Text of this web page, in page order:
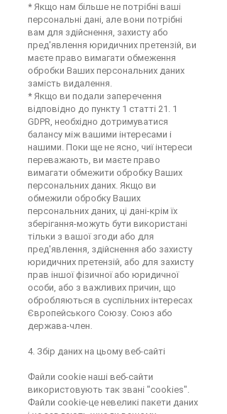
* Якщо нам більше не потрібні ваші
персональні дані, але вони потрібні
вам для здійснення, захисту або
пред'явлення юридичних претензій, ви
маєте право вимагати обмеження
обробки Ваших персональних даних
замість видалення.
* Якщо ви подали заперечення
відповідно до пункту 1 статті 21. 1
GDPR, необхідно дотримуватися
балансу між вашими інтересами і
нашими. Поки ще не ясно, чиї інтереси
переважають, ви маєте право
вимагати обмежити обробку Ваших
персональних даних. Якщо ви
обмежили обробку Ваших
персональних даних, ці дані-крім їх
зберігання-можуть бути використані
тільки з вашої згоди або для
пред'явлення, здійснення або захисту
юридичних претензій, або для захисту
прав іншої фізичної або юридичної
особи, або з важливих причин, що
обробляються в суспільних інтересах
Європейського Союзу. Союз або
держава-член.
4. Збір даних на цьому веб-сайті
Файли cookie наші веб-сайти
використовують так звані "cookies".
Файли cookie-це невеликі пакети даних